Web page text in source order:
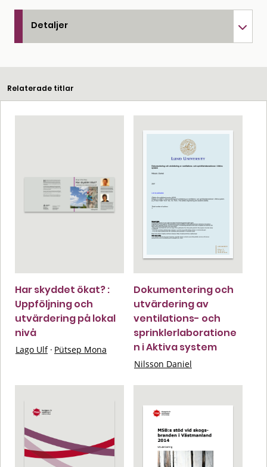
Detaljer
Relaterade titlar
Har skyddet ökat? :
Uppföljning och
utvärdering på lokal
nivå
Lago Ulf · Pütsep Mona
Dokumentering och
utvärdering av
ventilations- och
sprinklerlaboratione
n i Aktiva system
Nilsson Daniel